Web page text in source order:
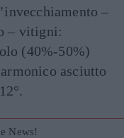
–
– vitigni:
(40%-50%)
asciutto
News!